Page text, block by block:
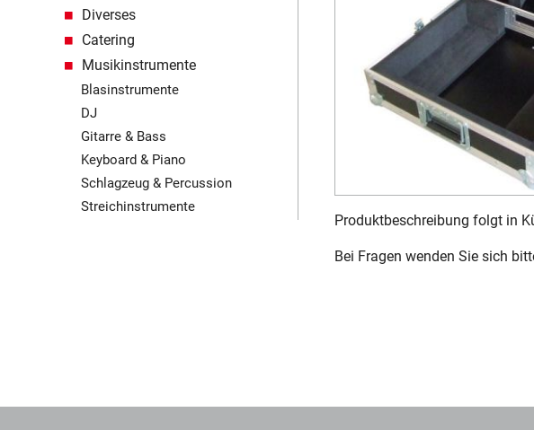
Diverses
Catering
Musikinstrumente
Blasinstrumente
DJ
Gitarre & Bass
Keyboard & Piano
Schlagzeug & Percussion
Streichinstrumente
Produktbeschreibung folgt in
Bei Fragen wenden Sie sich